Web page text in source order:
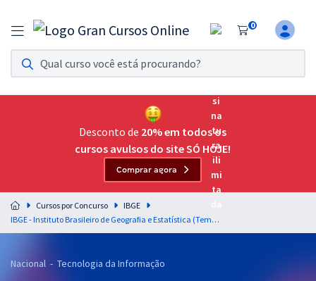
0
Assinatura Ilimitada 11
Acesso a todos os cursos. Teste grátis por 7 dias!
Assinatura OAB Até Passar
Acesso ilimitado a toda preparação para o Exame da
Residências Multiprofissionais
Preparação completa e intensiva para as principais
residências em saúde do Brasil
Desconto de 20% em todos os
cursos avulsos do site SÓ HOJE!
Comprar agora
Cursos por Concurso
IBGE
IBGE - Instituto Brasileiro de Geografia e Estatística (Temporário) - Conhecimentos Específicos para Analista Censitário (AC) Desenvolvimento de Tecnologia da Informação (Pós-edital)
Nacional - Tecnologia da Informação